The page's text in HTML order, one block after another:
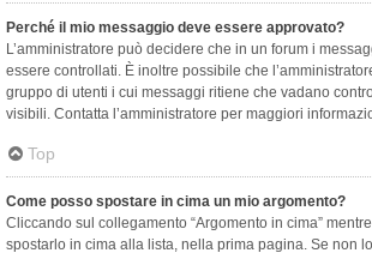
Perché il mio messaggio deve essere approvato?
L’amministratore può decidere che in un forum i
essere controllati. È inoltre possibile che
gruppo di utenti i cui messaggi ritiene che vadano
visibili. Contatta l’amministratore per maggiori
Top
Come posso spostare in cima un mio argomento?
Cliccando sul collegamento “Argomento in cima”
spostarlo in cima alla lista, nella prima pagina. Se non